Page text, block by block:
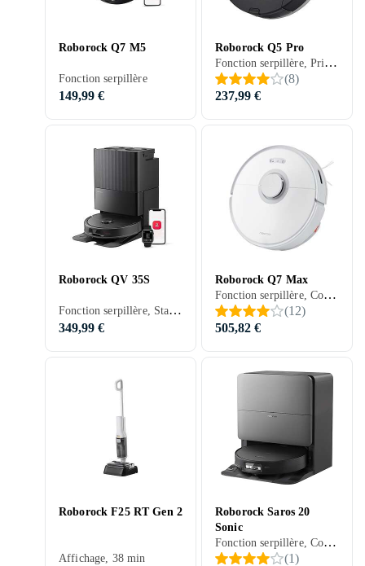
Roborock Q7 M5
Fonction serpillère
149,99 €
Roborock Q5 Pro
Fonction serpillère, Prise en charge programmation, Télécommande, Stationnement automatique, Mur virtuel (barrière), Indiqué pour animaux domestiques, Contrôle via application, Station d'accueil, 180 min, Sols durs, Tapis, 67 dB
(8)
237,99 €
Roborock QV 35S
Fonction serpillère, Station d'accueil
349,99 €
Roborock Q7 Max
Fonction serpillère, Contrôle vocal, Prise en charge programmation, Télécommande, Détection d'escaliers, Stationnement automatique, Mur virtuel (barrière), Indiqué pour animaux domestiques, Contrôle via application, Séchage automatique de la serpillière, Station d'accueil, 180 min, 67 dB, Vidage automatique
(12)
505,82 €
Roborock F25 RT Gen 2
Affichage, 38 min
Roborock Saros 20
Sonic
Fonction serpillère, Contrôle vocal, Stationnement automatique, Contrôle via application, Séchage automatique de la serpillière, Station d'accueil, 200 min, Sols durs, Tapis
(1)